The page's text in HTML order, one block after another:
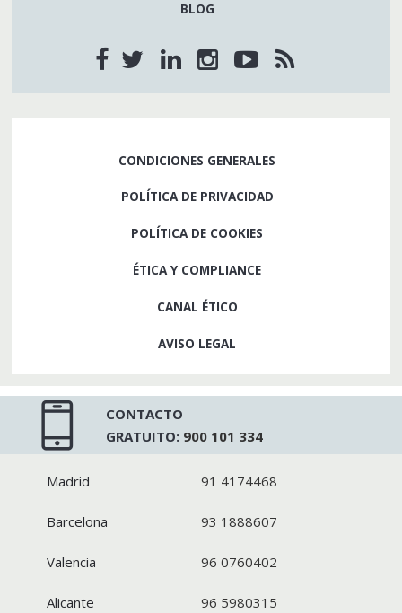
BLOG
CONDICIONES GENERALES
POLÍTICA DE PRIVACIDAD
POLÍTICA DE COOKIES
ÉTICA Y COMPLIANCE
CANAL ÉTICO
AVISO LEGAL
CONTACTO
GRATUITO: 900 101 334
Madrid 91 4174468
Barcelona 93 1888607
Valencia 96 0760402
Alicante 96 5980315